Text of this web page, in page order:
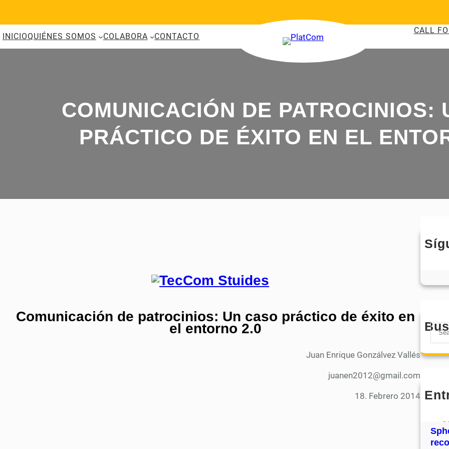
INICIOQUIÉNES SOMOS COLABORA CONTACTO
CALL
COMUNICACIÓN DE PATROCINIOS:
PRÁCTICO DE ÉXITO EN EL
Comunicación de patrocinios: Un caso práctico de éxito en
el entorno 2.0
Juan Enrique Gonzálvez Vallés
juanen2012@gmail.com
18. Febrero 2014
S
a